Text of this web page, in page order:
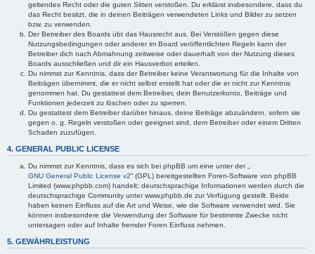
geltendes Recht oder die guten Sitten verstoßen. Du erklärst insbesondere, dass du
das Recht besitzt, die in deinen Beiträgen verwendeten Links und Bilder zu setzen
bzw. zu verwenden.
Der Betreiber des Boards übt das Hausrecht aus. Bei Verstößen gegen diese
Nutzungsbedingungen oder anderer im Board veröffentlichten Regeln kann der
Betreiber dich nach Abmahnung zeitweise oder dauerhaft von der Nutzung dieses
Boards ausschließen und dir ein Hausverbot erteilen.
Du nimmst zur Kenntnis, dass der Betreiber keine Verantwortung für die Inhalte von
Beiträgen übernimmt, die er nicht selbst erstellt hat oder die er nicht zur Kenntnis
genommen hat. Du gestattest dem Betreiber, dein Benutzerkonto, Beiträge und
Funktionen jederzeit zu löschen oder zu sperren.
Du gestattest dem Betreiber darüber hinaus, deine Beiträge abzuändern, sofern sie
gegen o. g. Regeln verstoßen oder geeignet sind, dem Betreiber oder einem Dritten
Schaden zuzufügen.
4. GENERAL PUBLIC LICENSE
Du nimmst zur Kenntnis, dass es sich bei phpBB um eine unter der „
GNU General Public License v2“ (GPL) bereitgestellten Foren-Software von phpBB
Limited (www.phpbb.com) handelt; deutschsprachige Informationen werden durch die
deutschsprachige Community unter www.phpbb.de zur Verfügung gestellt. Beide
haben keinen Einfluss auf die Art und Weise, wie die Software verwendet wird. Sie
können insbesondere die Verwendung der Software für bestimmte Zwecke nicht
untersagen oder auf Inhalte fremder Foren Einfluss nehmen.
5. GEWÄHRLEISTUNG